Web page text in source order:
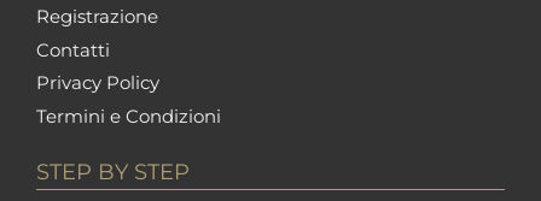
Registrazione
Contatti
Privacy Policy
Termini e Condizioni
STEP BY STEP